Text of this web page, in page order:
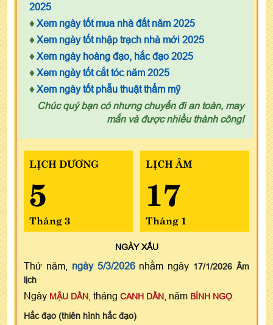
2025
♦ Xem ngày tốt mua nhà đất năm 2025
♦ Xem ngày tốt nhập trạch nhà mới 2025
♦ Xem ngày hoàng đạo, hắc đạo 2025
♦ Xem ngày tốt cắt tóc năm 2025
♦ Xem ngày tốt phẫu thuật thẩm mỹ
Chúc quý bạn có nhưng chuyến đi an toàn, may
mắn và được nhiều thành công!
LỊCH DƯƠNG
5
Tháng 3
LỊCH ÂM
17
Tháng 1
NGÀYXẤU
Thứ năm, ngày 5/3/2026nhằm ngày 17/1/2026 Âm
lịch
Ngày MẬU DẦN , tháng CANH DẦN , năm BÍNH NGỌ
Hắc đạo (thiên hình hắc đạo)